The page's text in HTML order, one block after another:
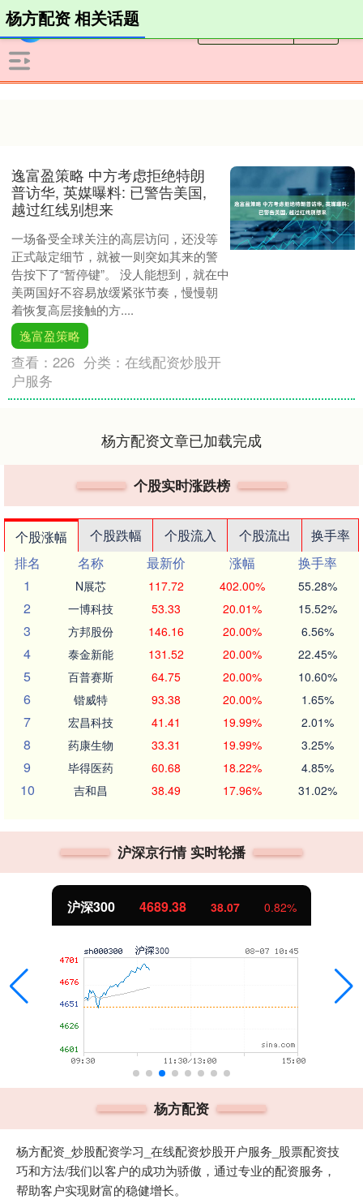
杨方配资 相关话题
逸富盈策略 中方考虑拒绝特朗
普访华, 英媒曝料: 已警告美国,
越过红线别想来
一场备受全球关注的高层访问，还没等
正式敲定细节，就被一则突如其来的警
告按下了“暂停键”。 没人能想到，就在中
美两国好不容易放缓紧张节奏，慢慢朝
着恢复高层接触的方....
逸富盈策略
查看：226 分类：在线配资炒股开
户服务
杨方配资文章已加载完成
个股实时涨跌榜
个股涨幅 个股跌幅 个股流入 个股流出
换手率
排名
名称 最新价 涨幅
换手率
1
N展芯 117.72 402.00% 55.28%
2 一博科技 53.33 20.01% 15.52%
3 方邦股份 146.16 20.00% 6.56%
4 泰金新能 131.52 20.00% 22.45%
5 百普赛斯 64.75 20.00% 10.60%
6 锴威特 93.38 20.00% 1.65%
7 宏昌科技 41.41 19.99% 2.01%
8 药康生物 33.31 19.99% 3.25%
9 毕得医药 60.68 18.22% 4.85%
10 吉和昌 38.49 17.96% 31.02%
沪深京行情 实时轮播
沪深300 4689.38 38.07 0.82%
杨方配资
杨方配资_炒股配资学习_在线配资炒股开户服务_股票配资技
巧和方法/我们以客户的成功为骄傲，通过专业的配资服务，
帮助客户实现财富的稳健增长。